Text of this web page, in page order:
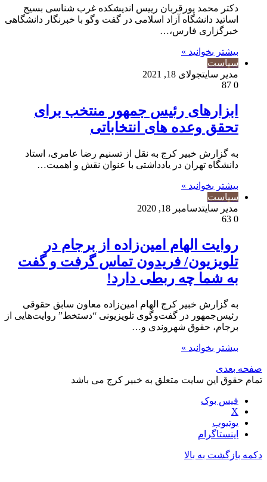
دکتر محمد پورقربان رییس اندیشکده غرب شناسی بسیج
اساتید دانشگاه آزاد اسلامی در گفت وگو با خبرنگار دانشگاهی
خبرگزاری فارس،…
بیشتر بخوانید »
سیاست
مدیر سایتجولای 18, 2021
0
ابزارهای رئیس جمهور منتخب برای
تحقق وعده های انتخاباتی
به گزارش خبیر کرج به نقل از تسنیم رضا عامری، استاد
دانشگاه تهران در یادداشتی با عنوان نقش و اهمیت…
بیشتر بخوانید »
سیاست
مدیر سایتدسامبر 18, 2020
0
روایت الهام امین‌زاده از برجام در
تلویزیون/ فریدون تماس گرفت و گفت
به شما چه ربطی دارد!
به گزارش خبیر کرج الهام امین‌زاده معاون سابق حقوقی
رئیس‌جمهور در گفت‌وگوی تلویزیونی “دستخط” روایت‌هایی از
برجام، حقوق شهروندی و…
بیشتر بخوانید »
صفحه بعدی
تمام حقوق این سایت متعلق به خبیر کرج می باشد
فیس بوک
X
یوتیوب
اینستاگرام
دکمه بازگشت به بالا